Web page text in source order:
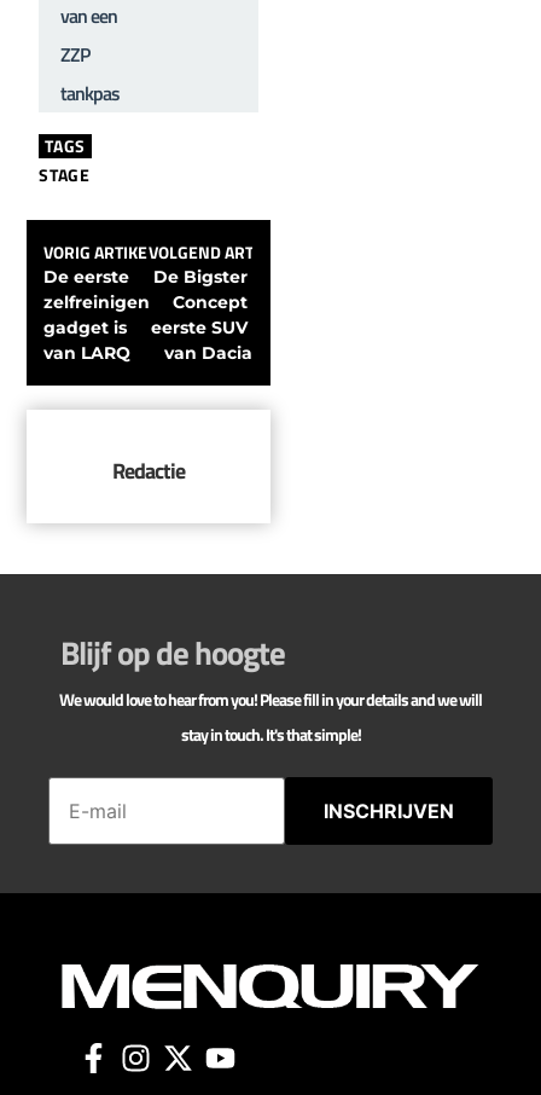
van een
ZZP
tankpas
TAGS
STAGE
VORIG ARTIKEL
De eerste
zelfreinigende
gadget is
van LARQ
VOLGEND ARTIKEL
De Bigster
Concept
eerste SUV
van Dacia
Redactie
Blijf op de hoogte
We would love to hear from you! Please fill in your details and we will
stay in touch. It's that simple!
INSCHRIJVEN